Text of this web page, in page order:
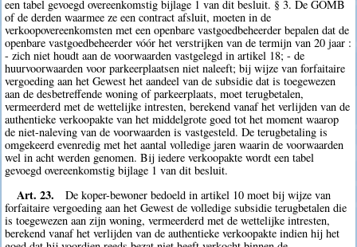
een tabel gevoegd overeenkomstig bijlage 1 van dit besluit. § 3. De GOMB
of de derden waarmee ze een contract afsluit, moeten in de
verkoopovereenkomsten met een openbare vastgoedbeheerder bepalen dat de
openbare vastgoedbeheerder vóór het verstrijken van de termijn van 20 jaar :
- zich niet houdt aan de voorwaarden vastgelegd in artikel 18; - de
huurvoorwaarden voor parkeerplaatsen niet naleeft; bij wijze van forfaitaire
vergoeding aan het Gewest het aandeel van de subsidie dat is toegewezen
aan de desbetreffende woning of parkeerplaats, moet terugbetalen,
vermeerderd met de wettelijke intresten, berekend vanaf het verlijden van de
authentieke verkoopakte van het middelgrote goed tot het moment waarop
de niet-naleving van de voorwaarden is vastgesteld. De terugbetaling is
omgekeerd evenredig met het aantal volledige jaren waarin de voorwaarden
wel in acht werden genomen. Bij iedere verkoopakte wordt een tabel
gevoegd overeenkomstig bijlage 1 van dit besluit.
Art. 23.
De koper-bewoner bedoeld in artikel 10 moet bij wijze van
forfaitaire vergoeding aan het Gewest de volledige subsidie terugbetalen die
is toegewezen aan zijn woning, vermeerderd met de wettelijke intresten,
berekend vanaf het verlijden van de authentieke verkoopakte indien hij het